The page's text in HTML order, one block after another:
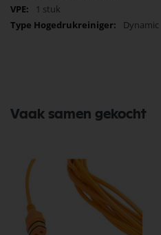
1 stuk
Dynamic
Vaak samen gekocht